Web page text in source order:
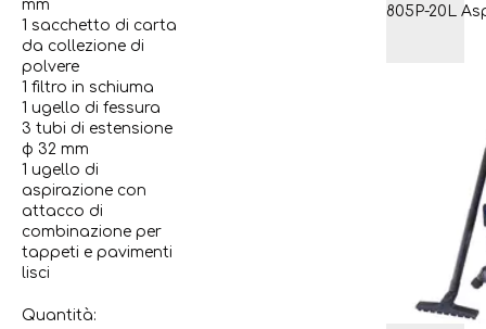
mm
1 sacchetto di carta
da collezione di
polvere
1 filtro in schiuma
1 ugello di fessura
3 tubi di estensione
φ 32 mm
1 ugello di
aspirazione con
attacco di
combinazione per
tappeti e pavimenti
lisci
Quantità: